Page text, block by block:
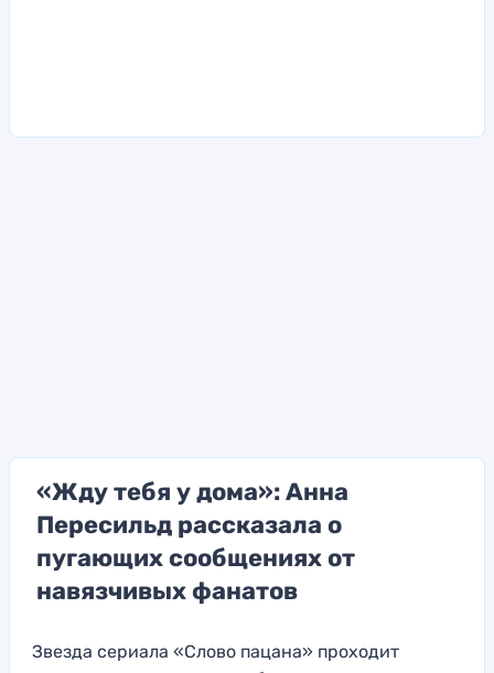
«Жду тебя у дома»: Анна
Пересильд рассказала о
пугающих сообщениях от
навязчивых фанатов
Звезда сериала «Слово пацана» проходит